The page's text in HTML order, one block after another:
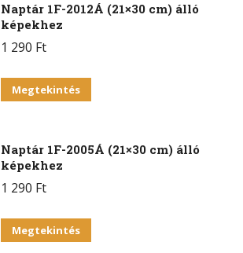
Naptár 1F-2012Á (21×30 cm) álló
képekhez
1 290 Ft
Megtekintés
Naptár 1F-2005Á (21×30 cm) álló
képekhez
1 290 Ft
Megtekintés